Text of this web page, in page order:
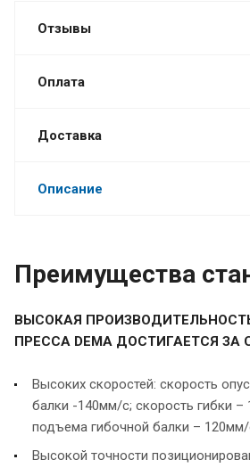
Отзывы
Оплата
Доставка
Описание
Преимущества
ВЫСОКАЯ
ПРЕССА DEMA ДОСТИГАЕТСЯ ЗА
Высоких скоростей: скорость
балки -140мм/с; cкорость гибки –
подъема гибочной балки – 120мм/
Высокой точности